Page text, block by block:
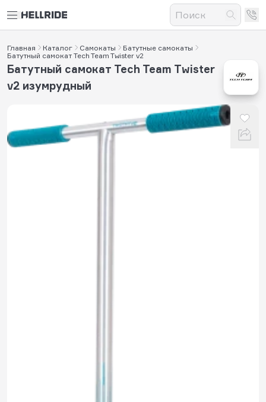
Главная Каталог Самокаты
Батутные самокаты
Батутный самокат Tech Team Twister v2
Батутный самокат Tech Team Twister
v2 изумрудный